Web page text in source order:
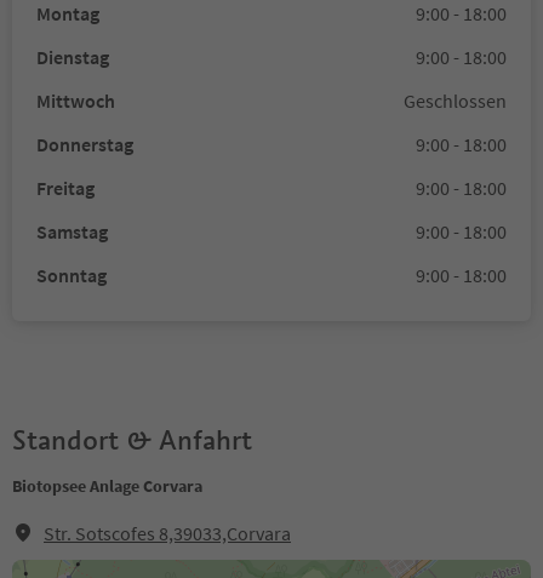
Montag
9:00 - 18:00
Dienstag
9:00 - 18:00
Mittwoch
Geschlossen
Donnerstag
9:00 - 18:00
Freitag
9:00 - 18:00
Samstag
9:00 - 18:00
Sonntag
9:00 - 18:00
Standort & Anfahrt
Biotopsee Anlage Corvara
Str. Sotscofes 8,39033,Corvara